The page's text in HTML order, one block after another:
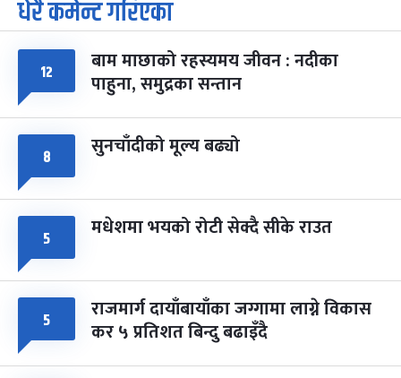
७
आइत
पूर्णिमा व्रत
चैत्र ७, २०८३-Mar 21, 2027
८ फागुपूर्णिमा
चैत्र ८, २०८३-Mar 22, 2027
७ महिना बाँकी
धेरै कमेन्ट गरिएका
१२ बाम माछाको रहस्यमय जीवन : नदीका
पाहुना, समुद्रका सन्तान
८ सुनचाँदीको मूल्य बढ्यो
५ मधेशमा भयको रोटी सेक्दै सीके राउत
५ राजमार्ग दायाँबायाँका जग्गामा लाग्ने विकास
कर ५ प्रतिशत बिन्दु बढाइँदै